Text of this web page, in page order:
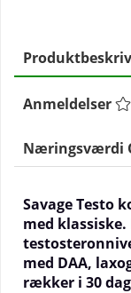
Anmeldelser
Næringsværdi
Savage Testo
med
med DAA,
rækker i 30